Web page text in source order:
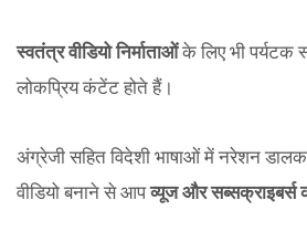
स्वतंत्र वीडियो निर्माताओंके लिए भी पर्यटक
लोकप्रिय कंटेंट होते हैं।
अंग्रेजी सहित विदेशी भाषाओं में नरेशन
वीडियो बनाने से आपव्यूज और सब्सक्राइबर्स